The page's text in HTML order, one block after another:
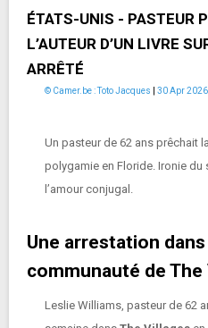
ÉTATS-UNIS - PASTEUR
L’AUTEUR D’UN LIVRE
ARRÊTÉ
© Camer.be : Toto Jacques 30 Apr
Un pasteur de 62 ans prêchait
polygamie en Floride. Ironie du
l’amour conjugal.
Une arrestation
communauté de The
Leslie Williams, pasteur de 62